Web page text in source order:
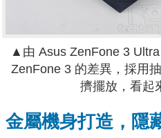
▲由 Asus ZenFone 3
ZenFone 3 的差異，採用
擠擺放，看起
金屬機身打造，隱